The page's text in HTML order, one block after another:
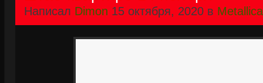
Написал Dimon 15 октября, 2020 в Metallica